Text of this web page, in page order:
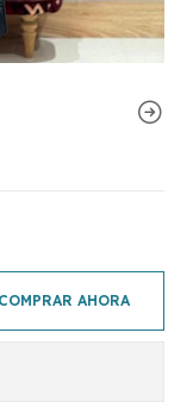
COMPRAR AHORA